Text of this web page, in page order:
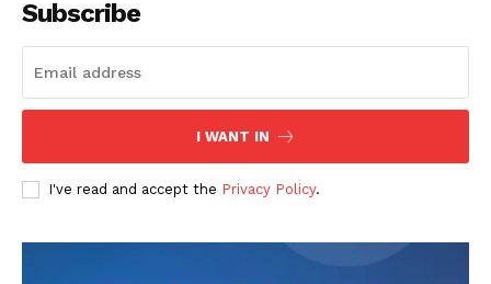
Subscribe
I WANT IN
I've read and accept the Privacy Policy.